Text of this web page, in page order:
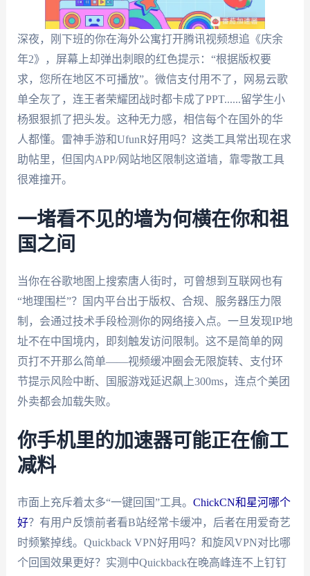
深夜，刚下班的你在海外公寓打开腾讯视频想追《庆余
年2》，屏幕上却弹出刺眼的红色提示：“根据版权要
求，您所在地区不可播放”。微信支付用不了，网易云歌
单全灰了，连王者荣耀团战时都卡成了PPT......留学生小
杨狠狠抓了把头发。这种无力感，相信每个在国外的华
人都懂。雷神手游和UfunR好用吗？这类工具常出现在求
助帖里，但国内APP/网站地区限制这道墙，靠零散工具
很难撞开。
一堵看不见的墙为何横在你和祖
国之间
当你在谷歌地图上搜索唐人街时，可曾想到互联网也有
“地理围栏”？国内平台出于版权、合规、服务器压力限
制，会通过技术手段检测你的网络接入点。一旦发现IP地
址不在中国境内，即刻触发访问限制。这不是简单的网
页打不开那么简单——视频缓冲圈会无限旋转、支付环
节提示风险中断、国服游戏延迟飙上300ms，连点个美团
外卖都会加载失败。
你手机里的加速器可能正在偷工
减料
市面上充斥着太多“一键回国”工具。 ChickCN和星河哪个
好？有用户反馈前者看B站经常卡缓冲，后者在用爱奇艺
时频繁掉线。Quickback VPN好用吗？和旋风VPN对比哪
个回国效果更好？实测中Quickback在晚高峰连不上钉钉